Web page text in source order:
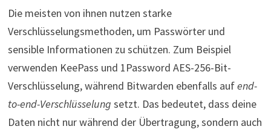
Die meisten von ihnen nutzen starke
Verschlüsselungsmethoden, um Passwörter und
sensible Informationen zu schützen. Zum Beispiel
verwenden KeePass und 1Password AES-256-Bit-
Verschlüsselung, während Bitwarden ebenfalls aufend-
to-end-Verschlüsselung setzt. Das bedeutet, dass deine
Daten nicht nur während der Übertragung, sondern auch